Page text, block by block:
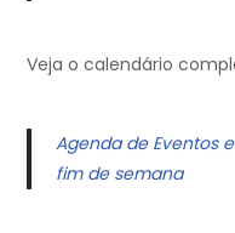
Veja o calendário
Agenda de Eventos
fim de semana